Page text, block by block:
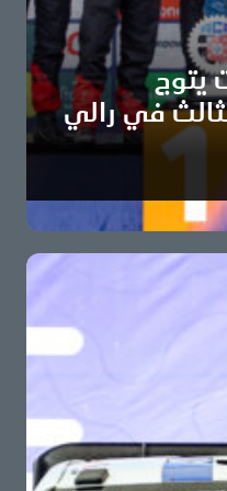
يتوج
في رالي
الثاني والثالث
على صدارة…